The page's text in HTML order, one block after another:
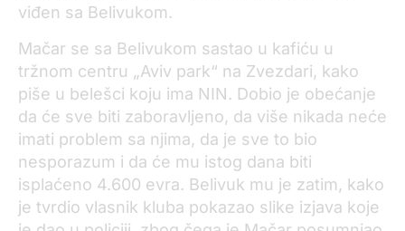
viđen sa Belivukom.
Mačar se sa Belivukom sastao u kafiću u
tržnom centru „Aviv park“ na Zvezdari, kako
piše u belešci koju ima NIN. Dobio je obećanje
da će sve biti zaboravljeno, da više nikada neće
imati problem sa njima, da je sve to bio
nesporazum i da će mu istog dana biti
isplaćeno 4.600 evra. Belivuk mu je zatim, kako
je tvrdio vlasnik kluba pokazao slike izjava koje